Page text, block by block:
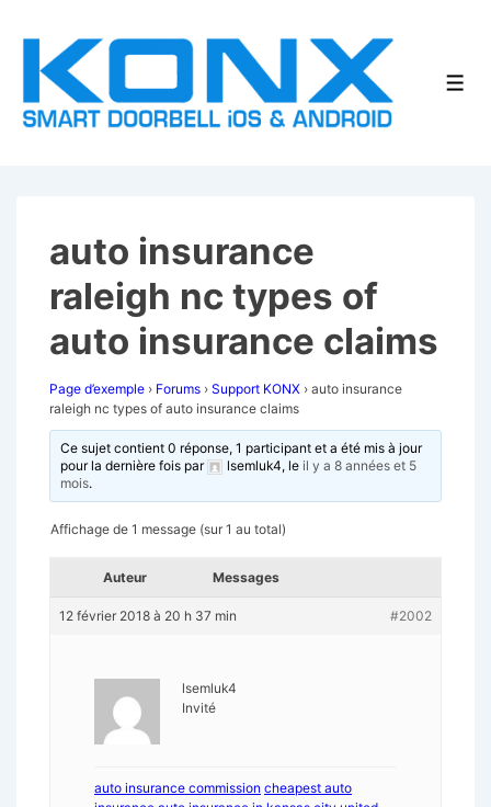
passer
contenu
auto insurance
raleigh nc types of
auto insurance claims
Page d’exemple › Forums › Support KONX › auto insurance
raleigh nc types of auto insurance claims
Ce sujet contient 0 réponse, 1 participant et a été mis à jour
pour la dernière fois par
lsemluk4, leil y a 8 années et 5
mois.
Affichage de 1 message (sur 1 au total)
Auteur Messages
12 février 2018 à 20 h 37 min #2002
lsemluk4
Invité
auto insurance commission cheapest auto